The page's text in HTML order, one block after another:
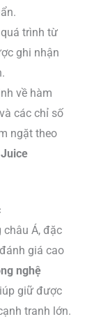
trình từ
ghi nhận
về hàm
các chỉ số
ngặt theo
châu Á, đặc
giá cao
nghệ
giữ được
tranh lớn.